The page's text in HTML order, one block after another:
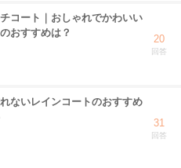
コート｜おしゃれでかわいい
おすすめは？
20
回答
ないレインコートのおすすめ
31
回答